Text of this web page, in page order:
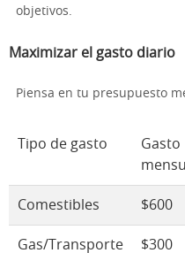
objetivos.
Maximizar el gasto diario
Piensa en tu presupuesto
Tipo de gasto
Gasto
Comestibles $600
Gas/Transporte $300